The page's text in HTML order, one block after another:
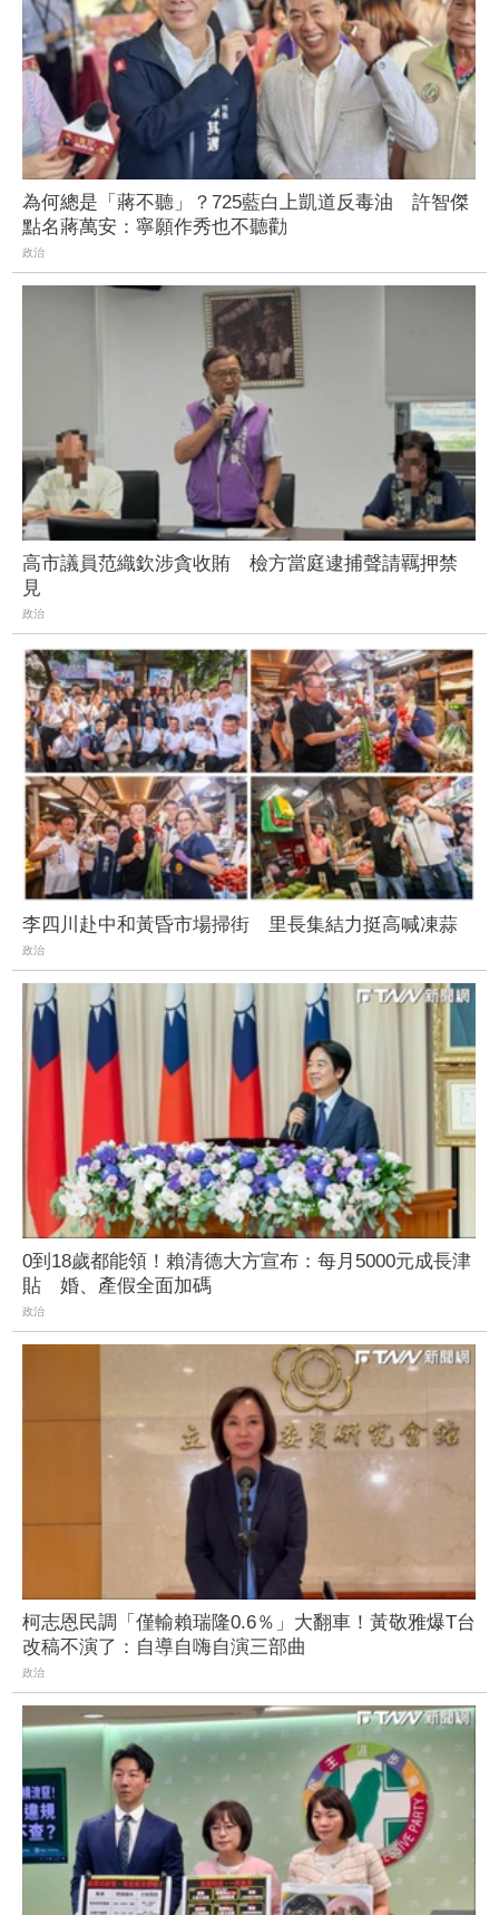
為何總是「蔣不聽」？725藍白上凱道反毒油 許智傑
點名蔣萬安：寧願作秀也不聽勸
政治
高市議員范織欽涉貪收賄 檢方當庭逮捕聲請羈押禁
見
政治
李四川赴中和黃昏市場掃街 里長集結力挺高喊凍蒜
政治
0到18歲都能領！賴清德大方宣布：每月5000元成長津
貼 婚、產假全面加碼
政治
柯志恩民調「僅輸賴瑞隆0.6％」大翻車！黃敬雅爆T台
改稿不演了：自導自嗨自演三部曲
政治